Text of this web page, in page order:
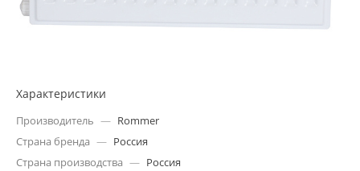
Характеристики
Производитель — Rommer
Страна бренда — Россия
Страна производства — Россия